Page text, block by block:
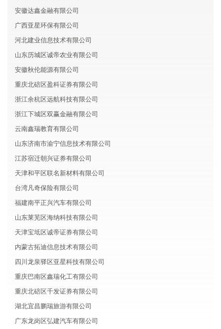
安徽达鑫金融有限公司
广西亚星环保有限公司
河北建业信息技术有限公司
山东历城区诚帝农业有限公司
安徽秋伦能源有限公司
重庆北碚区盈科证券有限公司
浙江余杭区远航科技有限公司
浙江下城区双赢金融有限公司
云南鑫瑞教育有限公司
山东济南市渝宁信息技术有限公司
江苏宿迁朝兴证券有限公司
天津和平区联名新材料有限公司
台湾凡奇保险有限公司
福建南平正兴汽车有限公司
山东莱芜区海纳科技有限公司
天津宝坻区诚帝证券有限公司
内蒙古拓迪信息技术有限公司
四川龙泉驿区亚星科技有限公司
重庆巴南区鑫瑞化工有限公司
重庆北碚区千发证券有限公司
湖北宜昌鹏瑞旅游有限公司
广东龙岗区弘建汽车有限公司